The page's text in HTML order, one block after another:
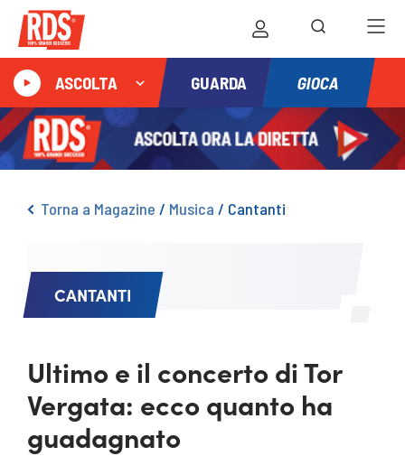
ASCOLTA GUARDA GIOCA
Torna a Magazine / Musica / Cantanti
CANTANTI
Ultimo e il concerto di Tor
Vergata: ecco quanto ha
guadagnato